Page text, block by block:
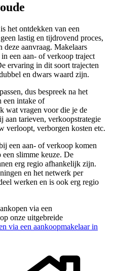
het ontdekken van een
lastig en tijdrovend proces,
aanvraag. Makelaars
een aan- of verkoop traject
ervaring in dit soort trajecten
en dwars waard zijn.
dus bespreek na het
een intake of
wat vragen voor die je de
aan tarieven, verkoopstrategie
verloopt, verborgen kosten etc.
een aan- of verkoop komen
slimme keuze. De
erg regio afhankelijk zijn.
en het netwerk per
werken en is ook erg regio
via een
onze uitgebreide
via een aankoopmakelaar in